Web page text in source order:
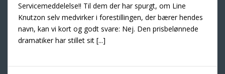
Servicemeddelelse!! Til dem der har spurgt, om Line
Knutzon selv medvirker i forestillingen, der bærer hendes
navn, kan vi kort og godt svare: Nej. Den prisbelønnede
dramatiker har stillet sit [...]